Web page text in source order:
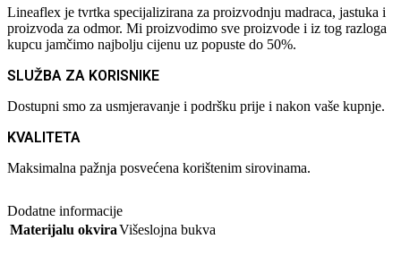
Lineaflex je tvrtka specijalizirana za proizvodnju madraca, jastuka i
proizvoda za odmor. Mi proizvodimo sve proizvode i iz tog razloga
kupcu jamčimo najbolju cijenu uz popuste do 50%.
SLUŽBA ZA KORISNIKE
Dostupni smo za usmjeravanje i podršku prije i nakon vaše kupnje.
KVALITETA
Maksimalna pažnja posvećena korištenim sirovinama.
Dodatne informacije
Materijalu okviraVišeslojna bukva